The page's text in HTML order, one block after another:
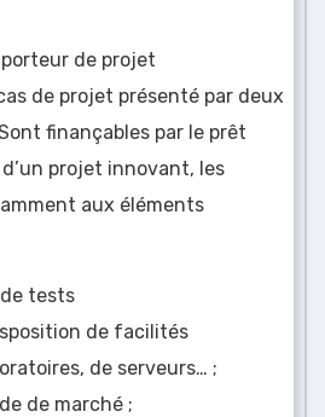
de projet
de projet présenté par deux
finançables par le prêt
projet innovant, les
aux éléments
tests
de facilités
de serveurs… ;
de marché ;